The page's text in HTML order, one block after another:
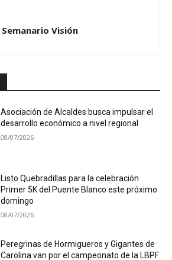
Semanario Visión
Asociación de Alcaldes busca impulsar el
desarrollo económico a nivel regional
08/07/2026
Listo Quebradillas para la celebración
Primer 5K del Puente Blanco este próximo
domingo
08/07/2026
Peregrinas de Hormigueros y Gigantes de
Carolina van por el campeonato de la LBPF